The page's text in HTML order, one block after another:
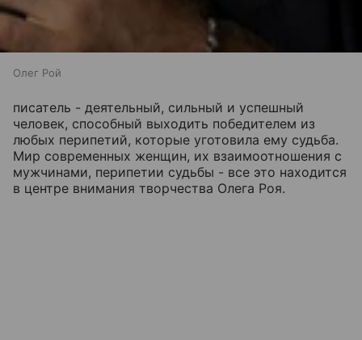
Олег Рой
писатель - деятельный, сильный и успешный
человек, способный выходить победителем из
любых перипетий, которые уготовила ему судьба.
Мир современных женщин, их взаимоотношения с
мужчинами, перипетии судьбы - все это находится
в центре внимания творчества Олега Роя.